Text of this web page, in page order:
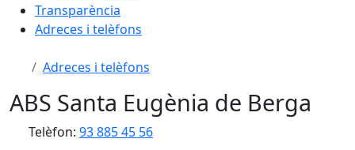
Transparència
Adreces i telèfons
Adreces i telèfons
ABS Santa Eugènia de Berga
Telèfon: 93 885 45 56